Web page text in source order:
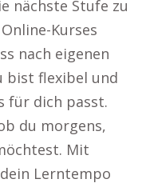
nächste Stufe zu
Kurses
nach eigenen
bist flexibel und
für dich passt.
du morgens,
Mit
Lerntempo